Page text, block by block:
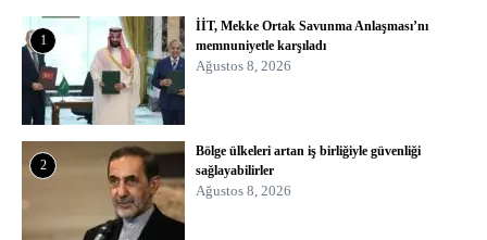
1
İİT, Mekke Ortak Savunma Anlaşması’nı
memnuniyetle karşıladı
Ağustos 8, 2026
2
Bölge ülkeleri artan iş birliğiyle güvenliği
sağlayabilirler
Ağustos 8, 2026